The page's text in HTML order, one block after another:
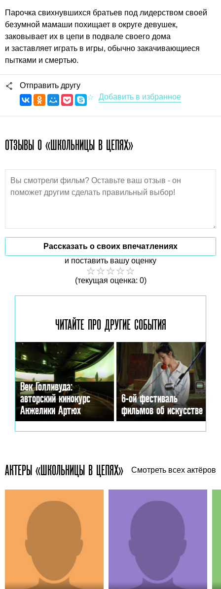
Парочка свихнувшихся братьев под лидерством своей
безумной мамаши похищает в округе девушек,
заковывает их в цепи в подвале своего дома
и заставляет играть в игры, обычно закачивающиеся
пытками и смертью.
Отправить другу
ОТЗЫВЫ О «ШКОЛЬНИЦЫ В ЦЕПЯХ»
Рассказать о своих впечатлениях
и поставить вашу оценку
(текущая оценка: 0)
ЧИТАЙТЕ ПРО ДРУГИЕ СОБЫТИЯ
Век Голливуда:
авторский кинокурс
Анжелики Артюх
6-ой фестиваль
фильмов об искусстве
АКТЕРЫ «ШКОЛЬНИЦЫ В ЦЕПЯХ» Смотреть всех актёров